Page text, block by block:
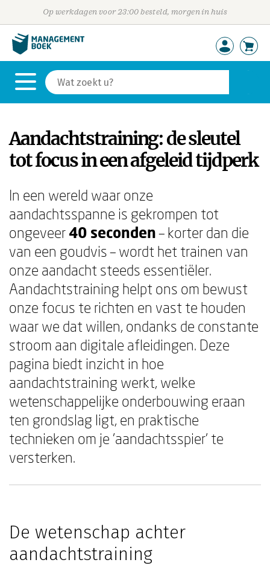
Op werkdagen voor 23:00 besteld, morgen in huis
Aandachtstraining: de sleutel
tot focus in een afgeleid tijdperk
In een wereld waar onze
aandachtsspanne is gekrompen tot
ongeveer 40 seconden– korter dan die
van een goudvis – wordt het trainen van
onze aandacht steeds essentiëler.
Aandachtstraining helpt ons om bewust
onze focus te richten en vast te houden
waar we dat willen, ondanks de constante
stroom aan digitale afleidingen. Deze
pagina biedt inzicht in hoe
aandachtstraining werkt, welke
wetenschappelijke onderbouwing eraan
ten grondslag ligt, en praktische
technieken om je 'aandachtsspier' te
versterken.
De wetenschap achter
aandachtstraining